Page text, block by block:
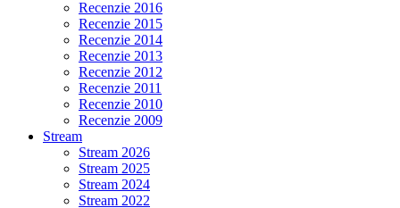
Recenzie 2016
Recenzie 2015
Recenzie 2014
Recenzie 2013
Recenzie 2012
Recenzie 2011
Recenzie 2010
Recenzie 2009
Stream
Stream 2026
Stream 2025
Stream 2024
Stream 2022